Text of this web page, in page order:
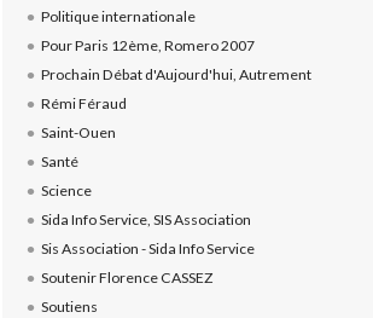
Politique internationale
Pour Paris 12ème, Romero 2007
Prochain Débat d'Aujourd'hui, Autrement
Rémi Féraud
Saint-Ouen
Santé
Science
Sida Info Service, SIS Association
Sis Association - Sida Info Service
Soutenir Florence CASSEZ
Soutiens